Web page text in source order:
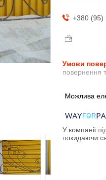
+380 (95)
повернення
У компанії
покидаючи